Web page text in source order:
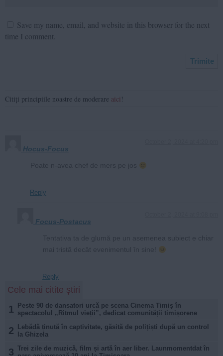
Save my name, email, and website in this browser for the next
time I comment.
Citiți principiile noastre de moderare aici!
Hocus-Focus
Reply
Focus-Postacus
Reply
Cele mai citite știri
1
Peste 90 de dansatori urcă pe scena Cinema Timiș în
spectacolul „Ritmul vieții”, dedicat comunității timișorene
2
Lebădă ținută în captivitate, găsită de polițiști după un control
la Ghizela
3 Trei zile de muzică, film și artă în aer liber. Launmomentdat în